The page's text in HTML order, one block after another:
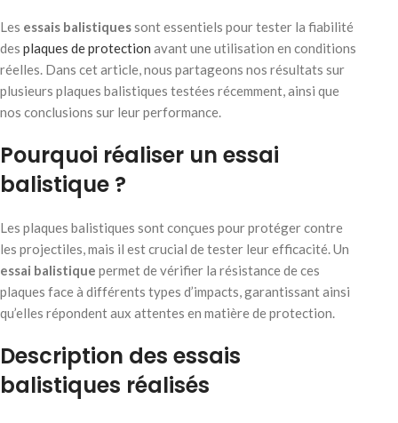
Les essais balistiquessont essentiels pour tester la fiabilité
des plaques de protection avant une utilisation en conditions
réelles. Dans cet article, nous partageons nos résultats sur
plusieurs plaques balistiques testées récemment, ainsi que
nos conclusions sur leur performance.
Pourquoi réaliser un essai
balistique ?
Les plaques balistiques sont conçues pour protéger contre
les projectiles, mais il est crucial de tester leur efficacité. Un
essai balistique permet de vérifier la résistance de ces
plaques face à différents types d’impacts, garantissant ainsi
qu’elles répondent aux attentes en matière de protection.
Description des essais
balistiques réalisés